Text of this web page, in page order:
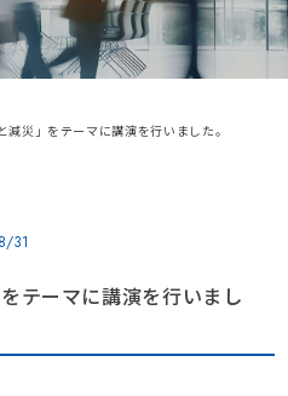
減災」をテーマに講演を行いました。
31
テーマに講演を行いまし